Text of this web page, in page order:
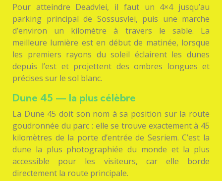
Pour atteindre Deadvlei, il faut un 4×4 jusqu’au
parking principal de Sossusvlei, puis une marche
d’environ un kilomètre à travers le sable. La
meilleure lumière est en début de matinée, lorsque
les premiers rayons du soleil éclairent les dunes
depuis l’est et projettent des ombres longues et
précises sur le sol blanc.
Dune 45 — la plus célèbre
La Dune 45 doit son nom à sa position sur la route
goudronnée du parc : elle se trouve exactement à 45
kilomètres de la porte d’entrée de Sesriem. C’est la
dune la plus photographiée du monde et la plus
accessible pour les visiteurs, car elle borde
directement la route principale.